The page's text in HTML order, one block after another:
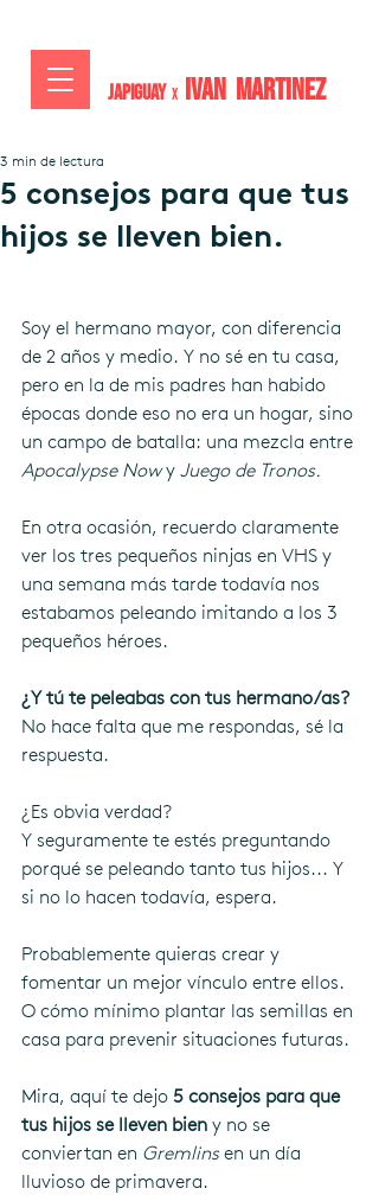
JAPIGUAY x IVAN MARTiNEZ
5 consejos para que tus
hijos se lleven bien.
3 min de lectura
Soy el hermano mayor, con diferencia
de 2 años y medio. Y no sé en tu casa,
pero en la de mis padres han habido
épocas donde eso no era un hogar, sino
un campo de batalla: una mezcla entre
Apocalypse Now y Juego de Tronos.
En otra ocasión, recuerdo claramente
ver los tres pequeños ninjas en VHS y
una semana más tarde todavía nos
estabamos peleando imitando a los 3
pequeños héroes.
¿Y tú te peleabas con tus hermano/as?
No hace falta que me respondas, sé la
respuesta.
¿Es obvia verdad?
Y seguramente te estés preguntando
porqué se peleando tanto tus hijos... Y
si no lo hacen todavía, espera.
Probablemente quieras crear y
fomentar un mejor vínculo entre ellos.
O cómo mínimo plantar las semillas en
casa para prevenir situaciones futuras.
Mira, aquí te dejo 5 consejos para que
tus hijos se lleven bien y no se
conviertan en Gremlins en un día
lluvioso de primavera.